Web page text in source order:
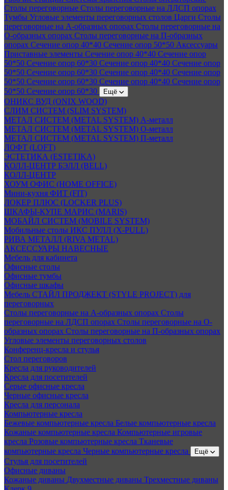
Столы переговорные Столы переговорные на ЛДСП опорах
Тумбы Угловые элементы переговорных столов Царги Столы
переговорные на А-образных опорах Столы переговорные на
О-образных опорах Столы переговорные на П-образных
опорах Сечение опор 40*40 Сечение опор 50*50 Аксессуары
Приставные элементы Сечение опор 40*40 Сечение опор
50*50 Сечение опор 60*30 Сечение опор 40*40 Сечение опор
50*50 Сечение опор 60*30 Сечение опор 40*40 Сечение опор
50*50 Сечение опор 60*30 Сечение опор 40*40 Сечение опор
50*50 Сечение опор 60*30 Ещё
ОНИКС ВУД (ONIX WOOD)
СЛИМ СИСТЕМ (SLIM SYSTEM)
МЕТАЛ СИСТЕМ (METAL SYSTEM) А-металл
МЕТАЛ СИСТЕМ (METAL SYSTEM) О-металл
МЕТАЛ СИСТЕМ (METAL SYSTEM) П-металл
ЛОФТ (LOFT)
ЭСТЕТИКА (ESTETIKA)
КОЛЛ-ЦЕНТР БЭЛЛ (BELL)
КОЛЛ-ЦЕНТР
ХОУМ ОФИС (HOME OFFICE)
Мини-кухня ФИТ (FIT)
ЛОКЕР ПЛЮС (LOCKER PLUS)
ШКАФЫ-КУПЕ МАРИС (MARIS)
МОБАЙЛ СИСТЕМ (MOBILE SYSTEM)
Мобильные столы ИКС ПУЛЛ (X-PULL)
РИВА МЕТАЛЛ (RIVA METAL)
АКСЕССУАРЫ НАВЕСНЫЕ
Мебель для кабинета
Офисные столы
Офисные тумбы
Офисные шкафы
Мебель СТАЙЛ ПРОДЖЕКТ (STYLE PROJECT) для
переговорных
Столы переговорные на А-образных опорах Столы
переговорные на ЛДСП опорах Столы переговорные на О-
образных опорах Столы переговорные на П-образных опорах
Угловые элементы переговорных столов
Конференц-кресла и стулья
Стол переговоров
Кресла для руководителей
Кресла для посетителей
Серые офисные кресла
Черные офисные кресла
Кресла для персонала
Компьютерные кресла
Бежевые компьютерные кресла Белые компьютерные кресла
Кожаные компьютерные кресла Компьютерные игровые
кресла Розовые компьютерные кресла Тканевые
компьютерные кресла Черные компьютерные кресла Ещё
Стулья для посетителей
Офисные диваны
Кожаные диваны Двухместные диваны Трехместные диваны